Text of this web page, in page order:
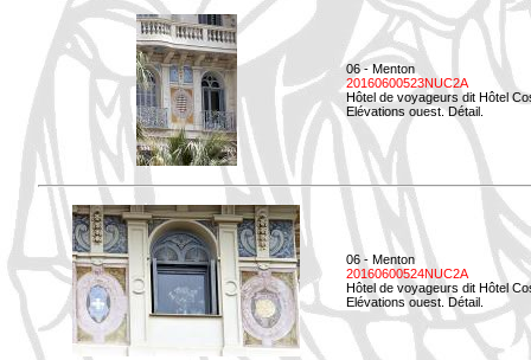
06 - Menton
20160600523NUC2A
Hôtel de voyageurs dit Hôtel
Elévations ouest. Détail.
06 - Menton
20160600524NUC2A
Hôtel de voyageurs dit Hôtel
Elévations ouest. Détail.